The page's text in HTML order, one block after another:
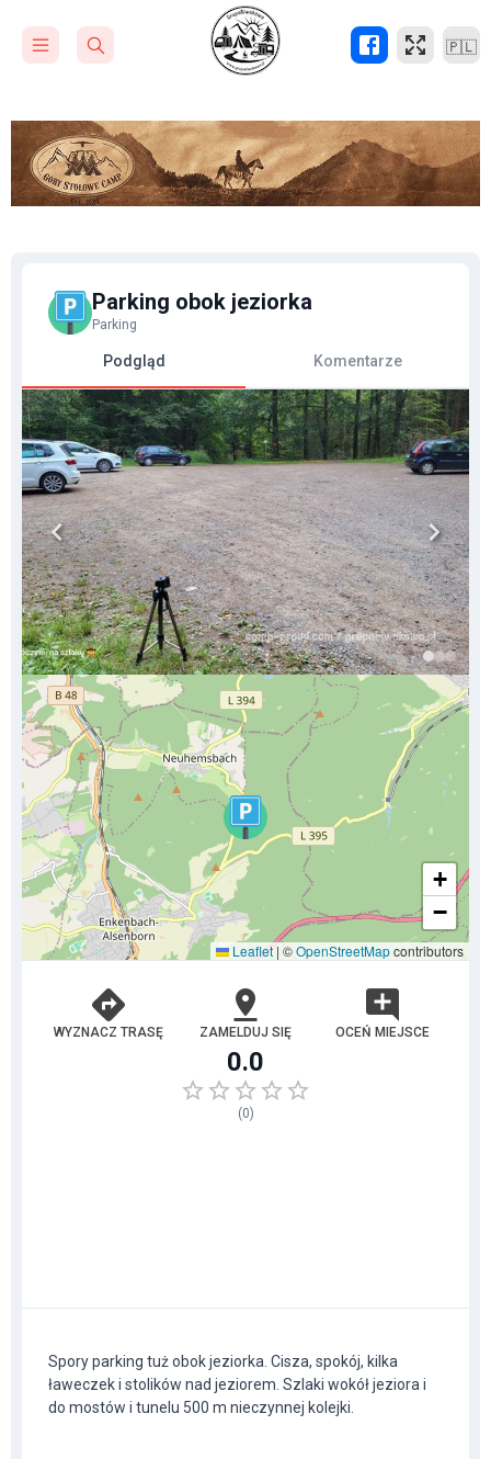
🇵🇱
Parking obok jeziorka
Parking
Podgląd Komentarze
+
−
Leaflet | ©OpenStreetMapcontributors
WYZNACZ TRASĘ ZAMELDUJ SIĘ OCEŃ MIEJSCE
0.0
(0)
Spory parking tuż obok jeziorka. Cisza, spokój, kilka
ławeczek i stolików nad jeziorem. Szlaki wokół jeziora i
do mostów i tunelu 500 m nieczynnej kolejki.